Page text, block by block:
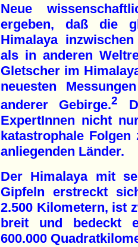
Neue
ergeben, daß die
Himalaya
als in anderen
Gletscher im
neuesten
anderer Gebirge.2
ExpertInnen nicht
katastrophale
anliegenden Länder.
Der Himalaya mit
Gipfeln erstreckt
2.500 Kilometern, ist
breit und bedeckt
600.000